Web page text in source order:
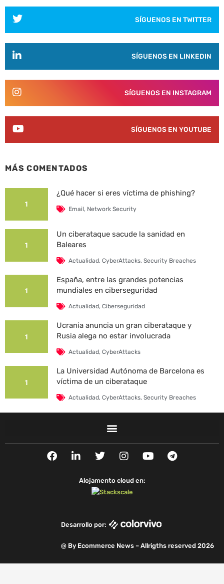
SÍGUENOS EN TWITTER
SÍGUENOS EN LINKEDIN
SÍGUENOS EN INSTAGRAM
SÍGUENOS EN YOUTUBE
MÁS COMENTADOS
1
¿Qué hacer si eres víctima de phishing?
Email, Network Security
1
Un ciberataque sacude la sanidad en
Baleares
Actualidad, CyberAttacks, Security Breaches
1
España, entre las grandes potencias
mundiales en ciberseguridad
Actualidad, Ciberseguridad
1
Ucrania anuncia un gran ciberataque y
Rusia alega no estar involucrada
Actualidad, CyberAttacks
1
La Universidad Autónoma de Barcelona es
víctima de un ciberataque
Actualidad, CyberAttacks, Security Breaches
F
a
L
i
k
T
w
t
t
e
I
n
t
a
g
m
Y
o
T
e
Alojamento cloud en:
Desarrollo por:
@ By Ecommerce News – Allrigths reserved 2026